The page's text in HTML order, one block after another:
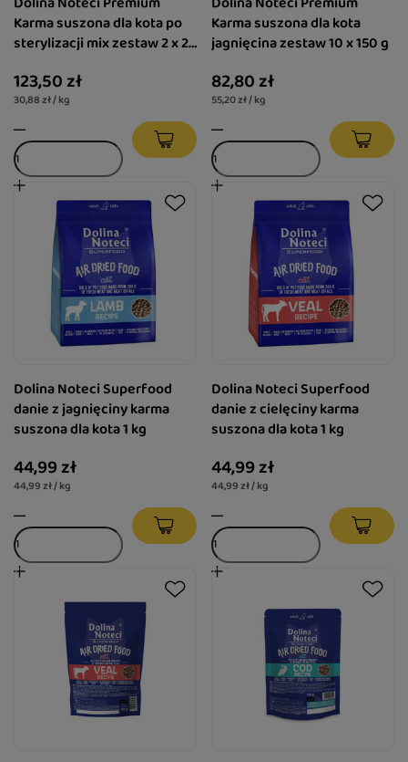
Karma suszona dla kota po
sterylizacji mix zestaw 2 x 2
123,50 zł
30,88 zł / kg
Karma suszona dla kota
jagnięcina zestaw 10 x 150 g
82,80 zł
55,20 zł / kg
Dolina Noteci Superfood
danie z jagnięciny karma
suszona dla kota 1 kg
44,99 zł
44,99 zł / kg
Dolina Noteci Superfood
danie z cielęciny karma
suszona dla kota 1 kg
44,99 zł
44,99 zł / kg